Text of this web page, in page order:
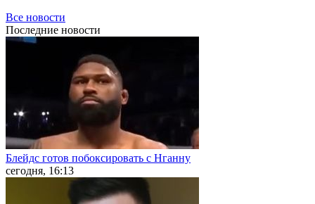
Все новости
Последние новости
Блейдс готов побоксировать с Нганну
сегодня, 16:13